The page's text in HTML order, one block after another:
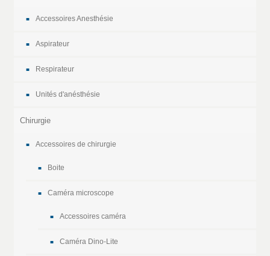
Accessoires Anesthésie
Aspirateur
Respirateur
Unités d'anésthésie
Chirurgie
Accessoires de chirurgie
Boite
Caméra microscope
Accessoires caméra
Caméra Dino-Lite